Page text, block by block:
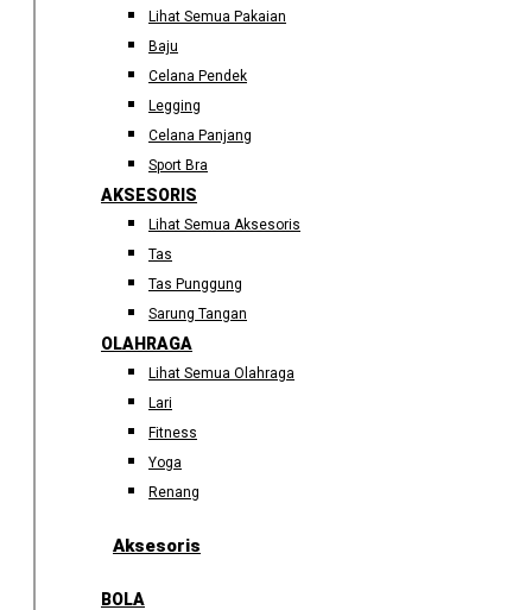
Lihat Semua Pakaian
Baju
Celana Pendek
Legging
Celana Panjang
Sport Bra
AKSESORIS
Lihat Semua Aksesoris
Tas
Tas Punggung
Sarung Tangan
OLAHRAGA
Lihat Semua Olahraga
Lari
Fitness
Yoga
Renang
Aksesoris
BOLA